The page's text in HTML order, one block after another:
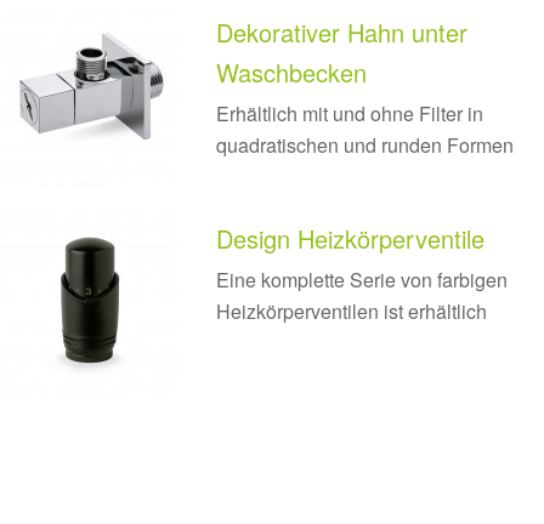
Dekorativer Hahn unter
Waschbecken
Erhältlich mit und ohne Filter in
quadratischen und runden Formen
Design Heizkörperventile
Eine komplette Serie von farbigen
Heizkörperventilen ist erhältlich